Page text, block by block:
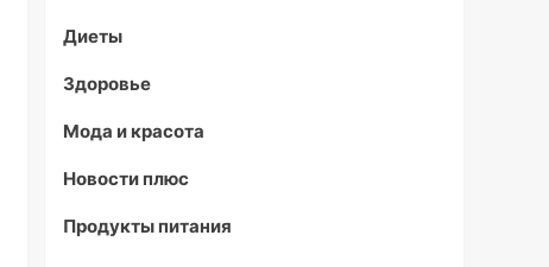
Диеты
Здоровье
Мода и красота
Новости плюс
Продукты питания